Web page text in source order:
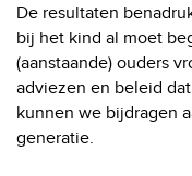
De resultaten
bij het kind al moet
(aanstaande) ouders
adviezen en beleid
kunnen we bijdragen
generatie.